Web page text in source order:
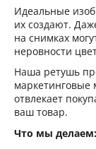
Идеальные
их создают.
на снимках
неровности
Наша ретушь
отвлекает
ваш товар.
Что мы делаем: